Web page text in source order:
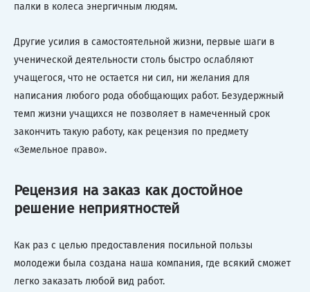
палки в колеса энергичным людям.
Другие усилия в самостоятельной жизни, первые шаги в
ученической деятельности столь быстро ослабляют
учащегося, что не остается ни сил, ни желания для
написания любого рода обобщающих работ. Безудержный
темп жизни учащихся не позволяет в намеченный срок
закончить такую работу, как рецензия по предмету
«Земельное право».
Рецензия на заказ как достойное
решение неприятностей
Как раз с целью предоставления посильной пользы
молодежи была создана наша компания, где всякий сможет
легко заказать любой вид работ.